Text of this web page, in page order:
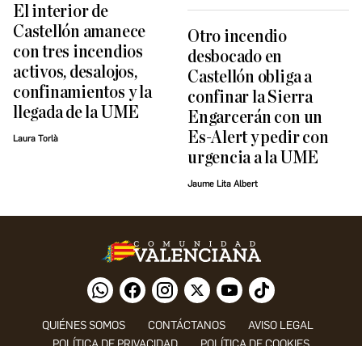
El interior de
Castellón amanece
con tres incendios
activos, desalojos,
confinamientos y la
llegada de la UME
Laura Torlà
Otro incendio
desbocado en
Castellón obliga a
confinar la Sierra
Engarcerán con un
Es-Alert y pedir con
urgencia a la UME
Jaume Lita Albert
QUIÉNES SOMOS CONTÁCTANOS
AVISO LEGAL